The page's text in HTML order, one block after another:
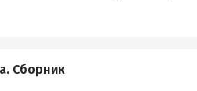
Сборник